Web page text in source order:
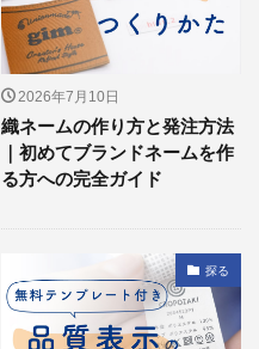
2026年7月10日
織ネームの作り方と発注方法
｜初めてブランドネームを作
る方への完全ガイド
探る